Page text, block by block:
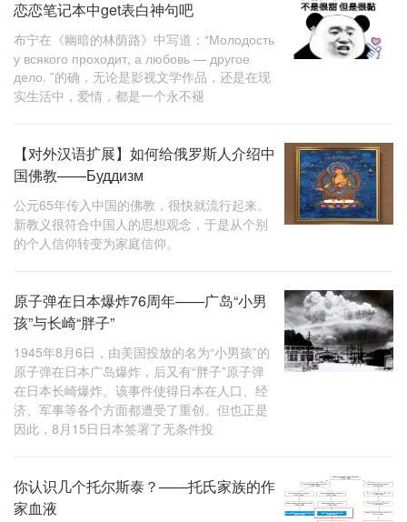
恋恋笔记本中get表白神句吧
布宁在《幽暗的林荫路》中写道：“Молодость
у всякого проходит, а любовь — другое
дело. ”的确，无论是影视文学作品，还是在现
实生活中，爱情，都是一个永不褪
【对外汉语扩展】如何给俄罗斯人介绍中
国佛教——Буддизм
公元65年传入中国的佛教，很快就流行起来。
新教义很符合中国人的思想观念，于是从个别
的个人信仰转变为家庭信仰。
原子弹在日本爆炸76周年——广岛“小男
孩”与长崎“胖子”
1945年8月6日，由美国投放的名为“小男孩”的
原子弹在日本广岛爆炸，后又有“胖子”原子弹
在日本长崎爆炸。该事件使得日本在人口、经
济、军事等各个方面都遭受了重创。但也正是
因此，8月15日日本签署了无条件投
你认识几个托尔斯泰？——托氏家族的作
家血液